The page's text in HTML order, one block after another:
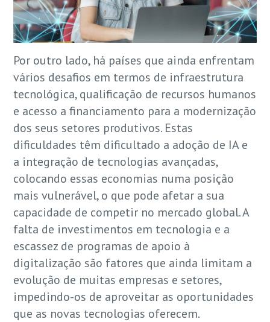
Por outro lado, há países que ainda enfrentam
vários desafios em termos de infraestrutura
tecnológica, qualificação de recursos humanos
e acesso a financiamento para a modernização
dos seus setores produtivos. Estas
dificuldades têm dificultado a adoção de IA e
a integração de tecnologias avançadas,
colocando essas economias numa posição
mais vulnerável, o que pode afetar a sua
capacidade de competir no mercado global. A
falta de investimentos em tecnologia e a
escassez de programas de apoio à
digitalização são fatores que ainda limitam a
evolução de muitas empresas e setores,
impedindo-os de aproveitar as oportunidades
que as novas tecnologias oferecem.